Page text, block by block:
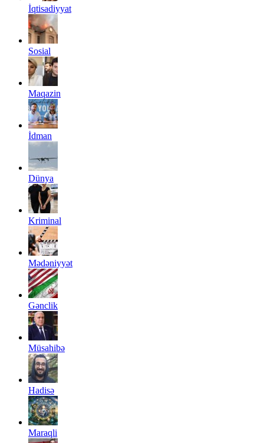
İqtisadiyyat
Sosial
Maqazin
İdman
Dünya
Kriminal
Mədəniyyət
Gənclik
Müsahibə
Hadisə
Maraqli